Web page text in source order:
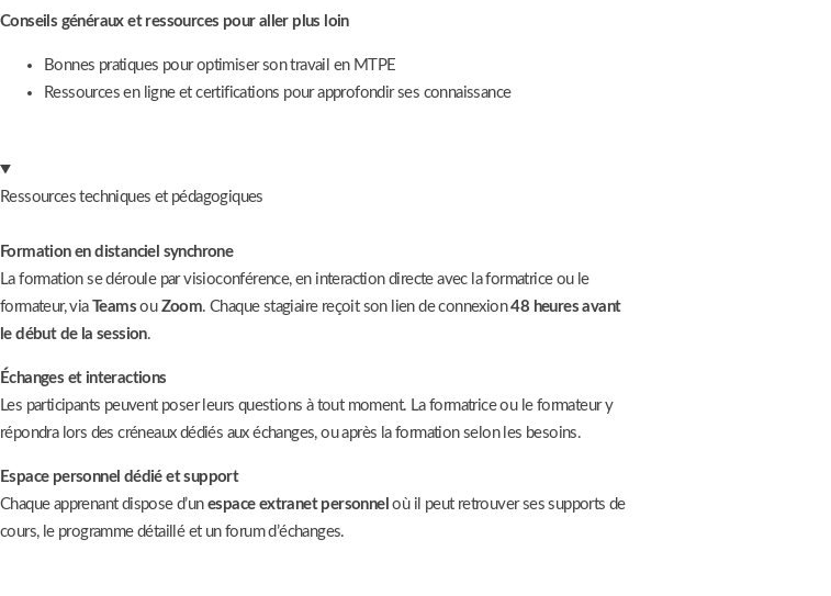
Conseils généraux et ressources pour aller plus loin
Bonnes pratiques pour optimiser son travail en MTPE
Ressources en ligne et certifications pour approfondir ses connaissance
Ressources techniques et pédagogiques
Formation en distanciel synchrone
La formation se déroule par visioconférence, en interaction directe avec la formatrice ou le
formateur, viaTeams ou Zoom. Chaque stagiaire reçoit son lien de connexion48 heures avant
le début de la session.
Échanges et interactions
Les participants peuvent poser leurs questions à tout moment. La formatrice ou le formateur y
répondra lors des créneaux dédiés aux échanges, ou après la formation selon les besoins.
Espace personnel dédié et support
Chaque apprenant dispose d’un espace extranet personnel où il peut retrouver ses supports de
cours, le programme détaillé et un forum d’échanges.